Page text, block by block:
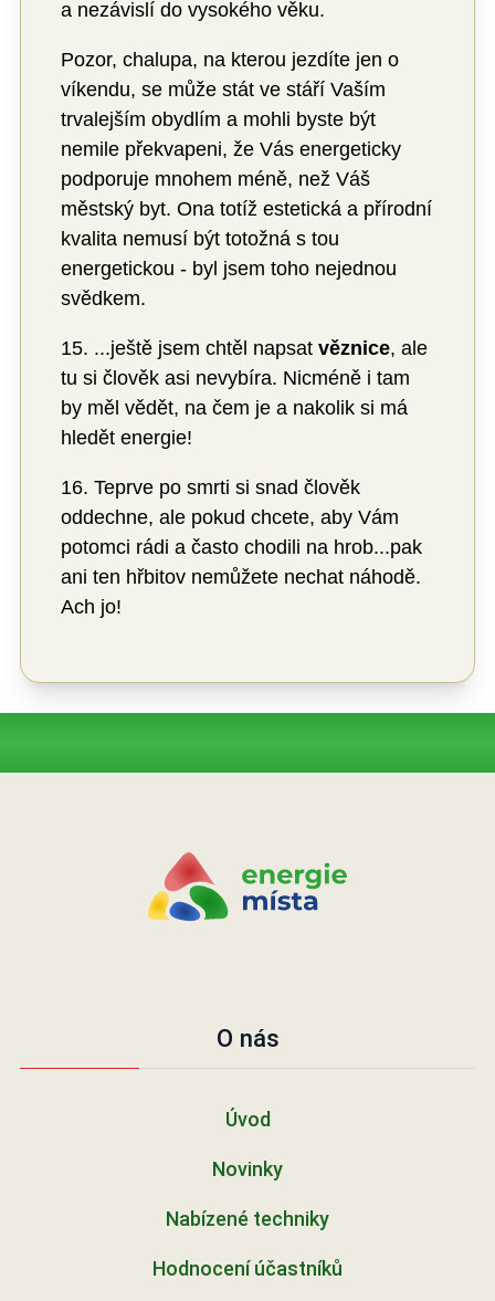
a nezávislí do vysokého věku.
Pozor, chalupa, na kterou jezdíte jen o
víkendu, se může stát ve stáří Vaším
trvalejším obydlím a mohli byste být
nemile překvapeni, že Vás energeticky
podporuje mnohem méně, než Váš
městský byt. Ona totíž estetická a přírodní
kvalita nemusí být totožná s tou
energetickou - byl jsem toho nejednou
svědkem.
15. ...ještě jsem chtěl napsat věznice, ale
tu si člověk asi nevybíra. Nicméně i tam
by měl vědět, na čem je a nakolik si má
hledět energie!
16. Teprve po smrti si snad člověk
oddechne, ale pokud chcete, aby Vám
potomci rádi a často chodili na hrob...pak
ani ten hřbitov nemůžete nechat náhodě.
Ach jo!
O nás
Úvod
Novinky
Nabízené techniky
Hodnocení účastníků